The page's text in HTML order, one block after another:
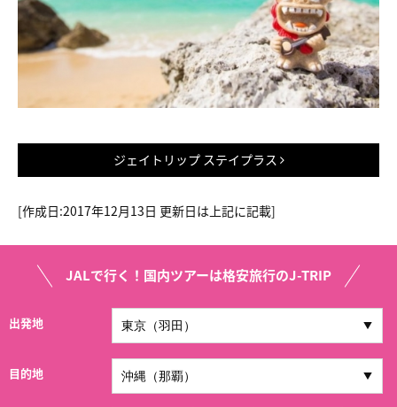
ジェイトリップ ステイプラス
[作成日:2017年12月13日 更新日は上記に記載]
JALで行く！国内ツアーは格安旅行のJ-TRIP
出発地
目的地